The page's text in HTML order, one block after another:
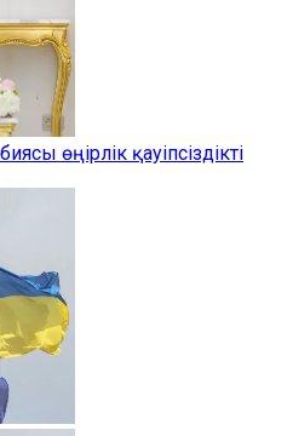
өңірлік қауіпсіздікті